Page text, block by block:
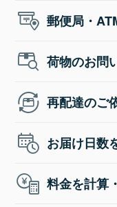
郵便局・
荷物のお問
再配達のご
お届け日数
料金を計算